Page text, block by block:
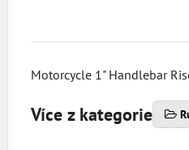
Motorcycle 1" Handlebar
Více z kategorie